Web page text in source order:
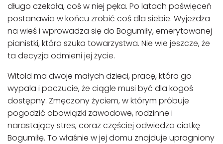
długo czekała, coś w niej pęka. Po latach poświęceń
postanawia w końcu zrobić coś dla siebie. Wyjeżdża
na wieś i wprowadza się do Bogumiły, emerytowanej
pianistki, która szuka towarzystwa. Nie wie jeszcze, że
ta decyzja odmieni jej życie.
Witold ma dwoje małych dzieci, pracę, która go
wypala i poczucie, że ciągle musi być dla kogoś
dostępny. Zmęczony życiem, w którym próbuje
pogodzić obowiązki zawodowe, rodzinne i
narastający stres, coraz częściej odwiedza ciotkę
Bogumiłę. To właśnie w jej domu znajduje upragniony